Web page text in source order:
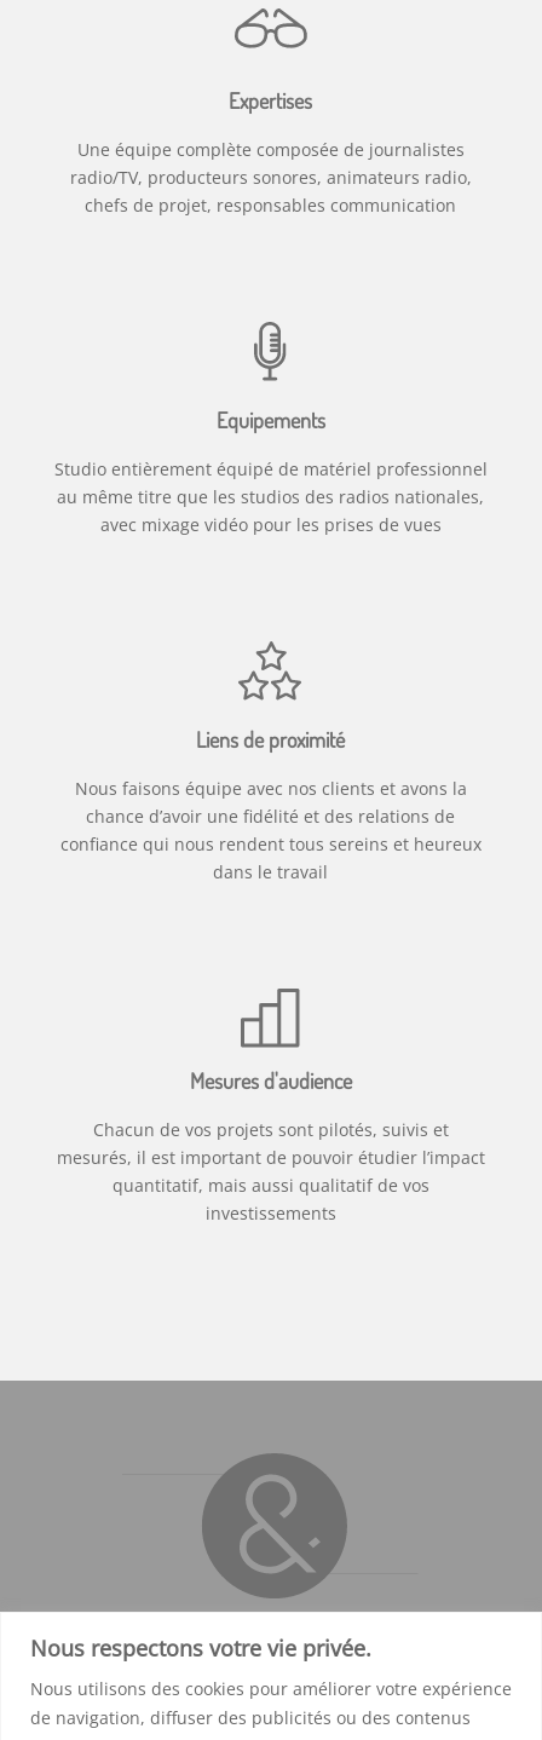
Nous respectons votre vie privée.
Nous utilisons des cookies pour améliorer votre expérience
de navigation, diffuser des publicités ou des contenus
Expertises
Une équipe complète composée de journalistes
radio/TV, producteurs sonores, animateurs radio,
chefs de projet, responsables communication
Equipements
Studio entièrement équipé de matériel professionnel
au même titre que les studios des radios nationales,
avec mixage vidéo pour les prises de vues
Liens de proximité
Nous faisons équipe avec nos clients et avons la
chance d’avoir une fidélité et des relations de
confiance qui nous rendent tous sereins et heureux
dans le travail
Mesures d'audience
Chacun de vos projets sont pilotés, suivis et
mesurés, il est important de pouvoir étudier l’impact
quantitatif, mais aussi qualitatif de vos
investissements
Notre agence, située dans les Hauts de France, près
de Lille, propose de créer des concepts de médias
audio sur mesure (podcasts, radios d’entreprises).